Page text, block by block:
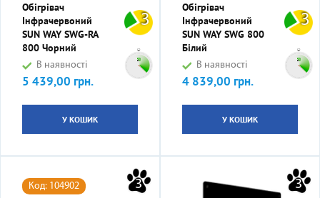
3
Обігрівач
Інфрачервоний
SUN WAY SWG-RA
800 Чорний
В наявності
Ціна
5 439,00 грн.
У КОШИК
3
Обігрівач
Інфрачервоний
SUN WAY SWG 800
Білий
В наявності
Ціна
4 839,00 грн.
У КОШИК
3
Код: 104902 3